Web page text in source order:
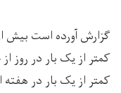
گزارش آورده است بیش
کمتر از یک بار در روز
کمتر از یک بار در